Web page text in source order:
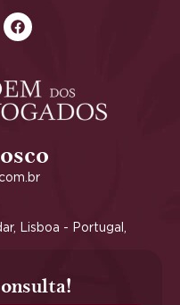
Lisboa - Portugal,